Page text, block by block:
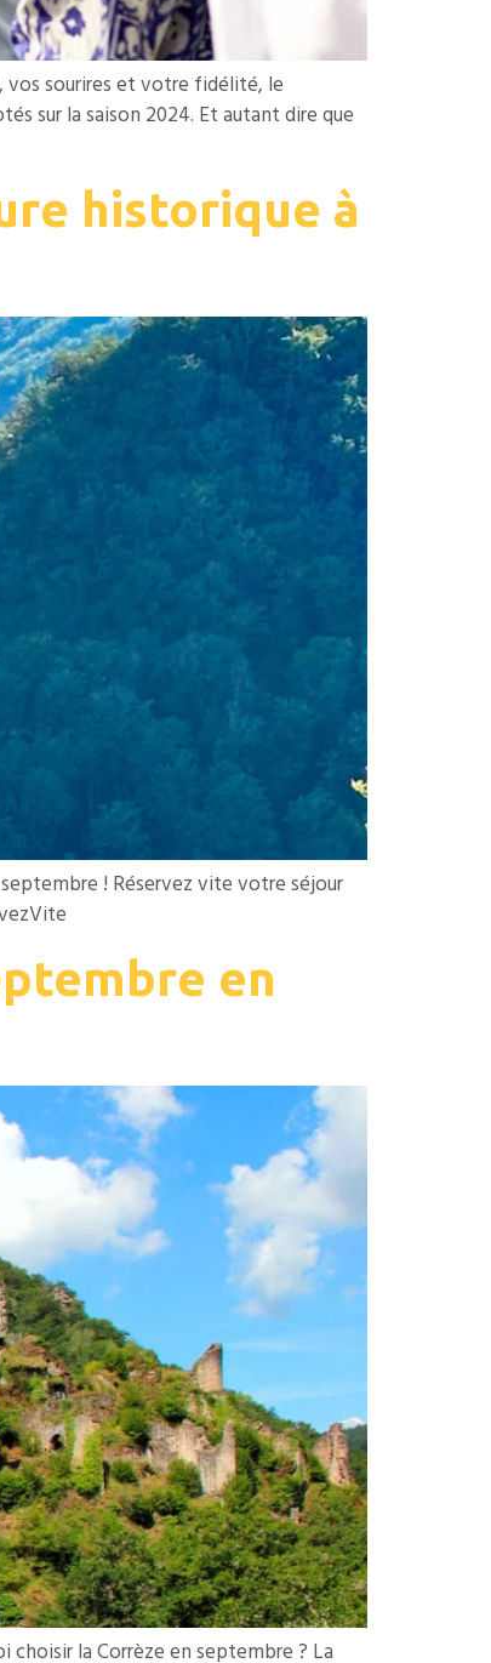
vos sourires et votre fidélité, le
sur la saison 2024. Et autant dire que
historique à
! Réservez vite votre séjour
en
choisir la Corrèze en septembre ? La